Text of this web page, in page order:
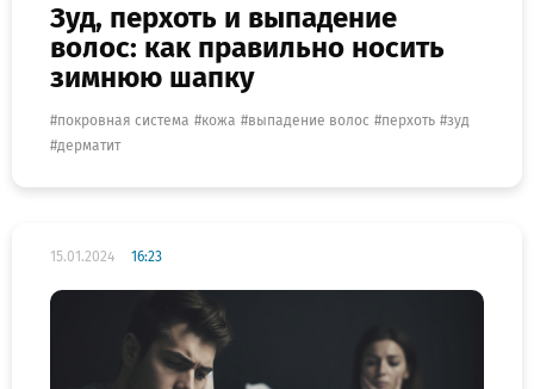
Зуд, перхоть и выпадение
волос: как правильно носить
зимнюю шапку
покровная система кожа выпадение волос перхоть
зуд
дерматит
15.01.2024 16:23